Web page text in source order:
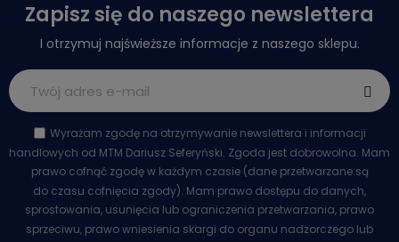
Zapisz się do naszego newslettera
I otrzymuj najświeższe informacje z naszego sklepu.
Wyrażam zgodę na otrzymywanie newslettera i informacji
handlowych od MTM Dariusz Seferyński. Zgoda jest dobrowolna. Mam
prawo cofnąć zgodę w każdym czasie (dane przetwarzane są
do czasu cofnięcia zgody). Mam prawo dostępu do danych,
sprostowania, usunięcia lub ograniczenia przetwarzania, prawo
sprzeciwu, prawo wniesienia skargi do organu nadzorczego lub